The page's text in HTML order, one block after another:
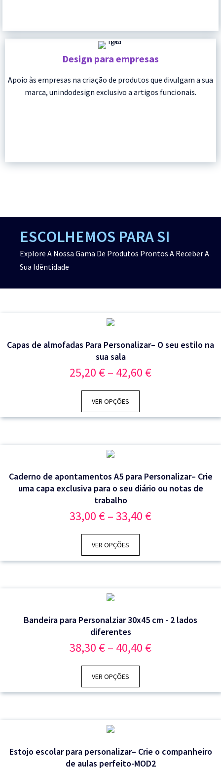
Design para empresas
Apoio às empresas na criação de produtos que divulgam a sua
marca, unindodesign exclusivo a artigos funcionais.
ESCOLHEMOS PARA SI
Explore A Nossa Gama De Produtos Prontos A Receber A
Sua Idêntidade
Capas de almofadas Para Personalizar– O seu estilo na
sua sala
25,20 €– 42,60 €Price
VER OPÇÕES
Caderno de apontamentos A5 para Personalizar– Crie
uma capa exclusiva para o seu diário ou notas de
trabalho
33,00 €–33,40 €Price
VER OPÇÕES
Bandeira para Personalziar 30x45 cm - 2 lados
diferentes
38,30 €– 40,40 €Price
VER OPÇÕES
Estojo escolar para personalizar– Crie o companheiro
de aulas perfeito-MOD2